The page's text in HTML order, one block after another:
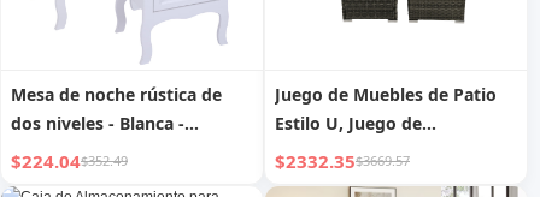
Mesa de noche rústica de
dos niveles - Blanca -
Tamaño grande - Juego de 2
piezas
$224.04$352.49
Juego de Muebles de Patio
Estilo U, Juego de
Conversación para
Exteriores de 10 Piezas,
$2332.35$3669.57